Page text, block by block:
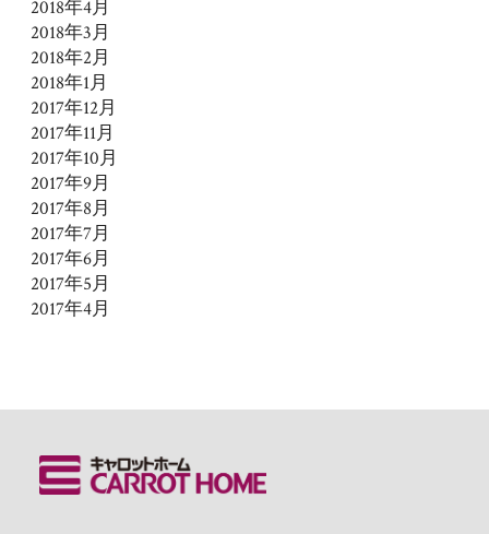
2018年4月
2018年3月
2018年2月
2018年1月
2017年12月
2017年11月
2017年10月
2017年9月
2017年8月
2017年7月
2017年6月
2017年5月
2017年4月